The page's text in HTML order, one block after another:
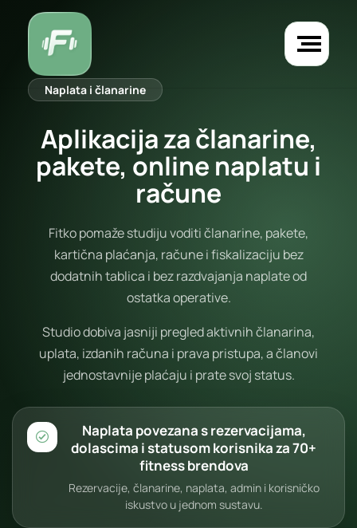
Naplata i članarine
Aplikacija za članarine,
pakete, online naplatu i
račune
Fitko pomaže studiju voditi članarine, pakete,
kartična plaćanja, račune i fiskalizaciju bez
dodatnih tablica i bez razdvajanja naplate od
ostatka operative.
Studio dobiva jasniji pregled aktivnih članarina,
uplata, izdanih računa i prava pristupa, a članovi
jednostavnije plaćaju i prate svoj status.
Naplata povezana s rezervacijama,
dolascima i statusom korisnika za 70+
fitness brendova
Rezervacije, članarine, naplata, admin i korisničko
iskustvo u jednom sustavu.